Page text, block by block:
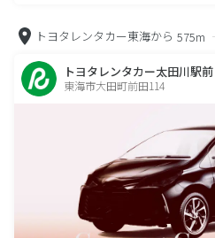
トヨタレンタカー東海から 575m
トヨタレンタカー太田川駅前
東海市大田町前田114